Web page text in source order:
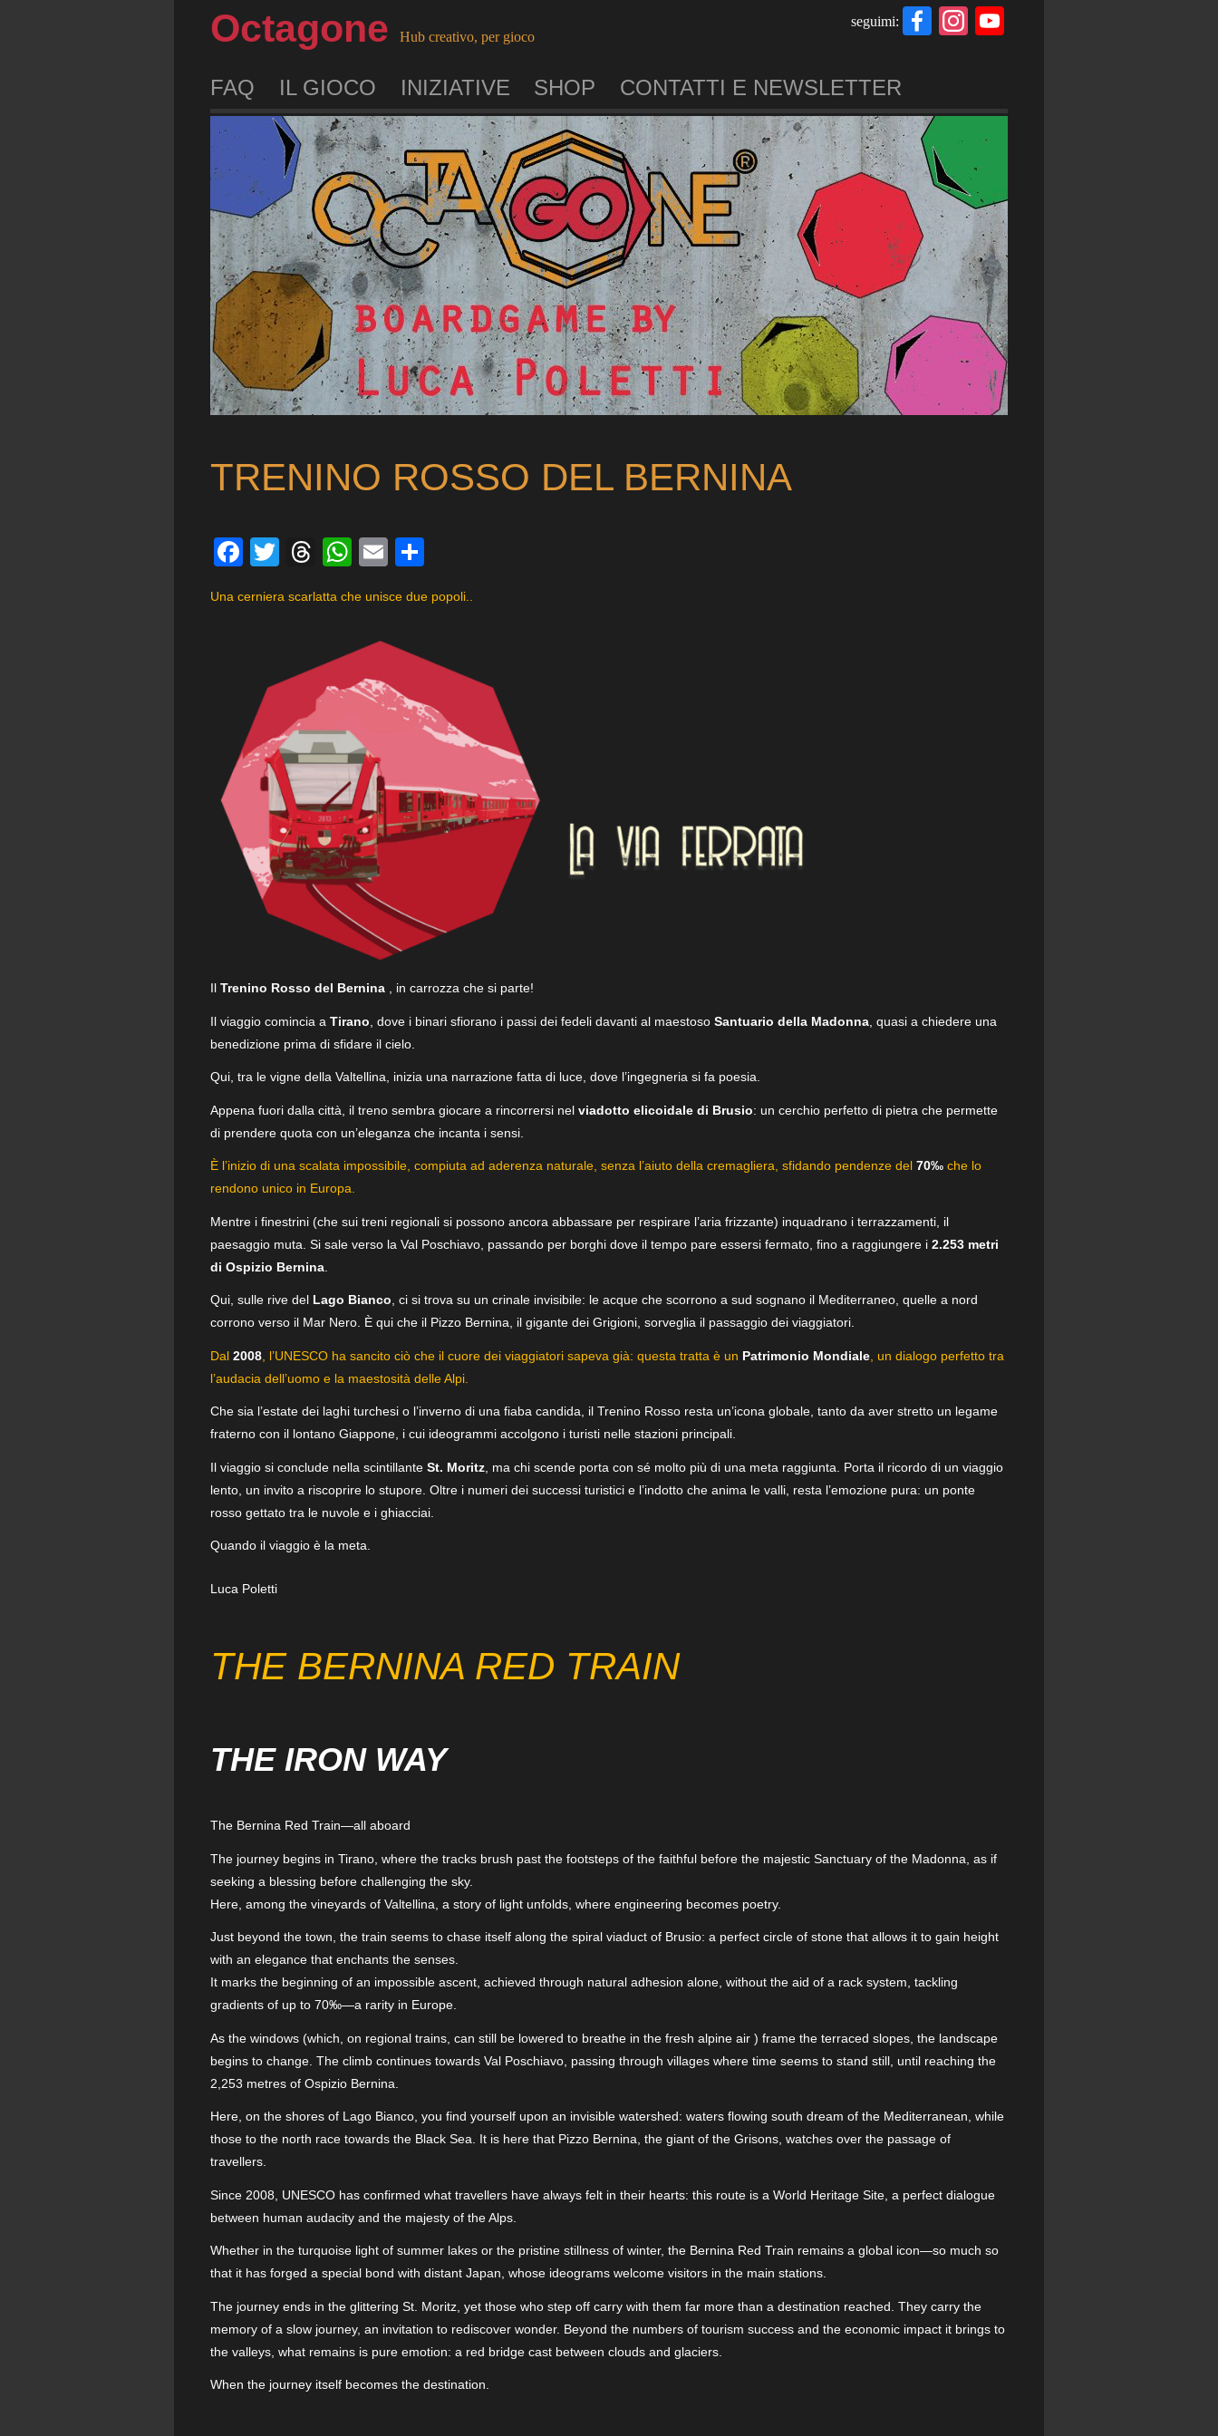
Octagone Hub creativo, per gioco
seguimi: Facebook
Instagram
FAQ IL GIOCO INIZIATIVE SHOP CONTATTI E NEWSLETTER
TRENINO ROSSO DEL BERNINA
Facebook
TwitterThreads
WhatsApp
Email
Una cerniera scarlatta che unisce due popoli..
Il Trenino Rosso del Bernina , in carrozza che si parte!
Il viaggio comincia a Tirano , dove i binari sfiorano i passi dei fedeli davanti al maestoso Santuario della Madonna , quasi a chiedere una
benedizione prima di sfidare il cielo.
Qui, tra le vigne della Valtellina, inizia una narrazione fatta di luce, dove l’ingegneria si fa poesia.
Appena fuori dalla città, il treno sembra giocare a rincorrersi nel viadotto elicoidale di Brusio: un cerchio perfetto di pietra che permette
di prendere quota con un’eleganza che incanta i sensi.
È l’inizio di una scalata impossibile, compiuta ad aderenza naturale, senza l’aiuto della cremagliera, sfidando pendenze del 70‰ che lo
rendono unico in Europa.
Mentre i finestrini (che sui treni regionali si possono ancora abbassare per respirare l’aria frizzante) inquadrano i terrazzamenti, il
paesaggio muta. Si sale verso la Val Poschiavo, passando per borghi dove il tempo pare essersi fermato, fino a raggiungere i 2.253 metri
di Ospizio Bernina
Qui, sulle rive del Lago Bianco, ci si trova su un crinale invisibile: le acque che scorrono a sud sognano il Mediterraneo, quelle a nord
corrono verso il Mar Nero. È qui che il Pizzo Bernina, il gigante dei Grigioni, sorveglia il passaggio dei viaggiatori.
Dal 2008 , l’UNESCO ha sancito ciò che il cuore dei viaggiatori sapeva già: questa tratta è un Patrimonio Mondiale , un dialogo perfetto tra
l’audacia dell’uomo e la maestosità delle Alpi.
Che sia l’estate dei laghi turchesi o l’inverno di una fiaba candida, il Trenino Rosso resta un’icona globale, tanto da aver stretto un legame
fraterno con il lontano Giappone, i cui ideogrammi accolgono i turisti nelle stazioni principali.
Il viaggio si conclude nella scintillante St. Moritz , ma chi scende porta con sé molto più di una meta raggiunta. Porta il ricordo di un viaggio
lento, un invito a riscoprire lo stupore. Oltre i numeri dei successi turistici e l’indotto che anima le valli, resta l’emozione pura: un ponte
rosso gettato tra le nuvole e i ghiacciai.
Quando il viaggio è la meta.
Luca Poletti
THE BERNINA RED TRAIN
THE IRON WAY
The Bernina Red Train—all aboard
The journey begins in Tirano, where the tracks brush past the footsteps of the faithful before the majestic Sanctuary of the Madonna, as if
seeking a blessing before challenging the sky.
Here, among the vineyards of Valtellina, a story of light unfolds, where engineering becomes poetry.
Just beyond the town, the train seems to chase itself along the spiral viaduct of Brusio: a perfect circle of stone that allows it to gain height
with an elegance that enchants the senses.
It marks the beginning of an impossible ascent, achieved through natural adhesion alone, without the aid of a rack system, tackling
gradients of up to 70‰—a rarity in Europe.
As the windows (which, on regional trains, can still be lowered to breathe in the fresh alpine air ) frame the terraced slopes, the landscape
begins to change. The climb continues towards Val Poschiavo, passing through villages where time seems to stand still, until reaching the
2,253 metres of Ospizio Bernina.
Here, on the shores of Lago Bianco, you find yourself upon an invisible watershed: waters flowing south dream of the Mediterranean, while
those to the north race towards the Black Sea. It is here that Pizzo Bernina, the giant of the Grisons, watches over the passage of
travellers.
Since 2008, UNESCO has confirmed what travellers have always felt in their hearts: this route is a World Heritage Site, a perfect dialogue
between human audacity and the majesty of the Alps.
Whether in the turquoise light of summer lakes or the pristine stillness of winter, the Bernina Red Train remains a global icon—so much so
that it has forged a special bond with distant Japan, whose ideograms welcome visitors in the main stations.
The journey ends in the glittering St. Moritz, yet those who step off carry with them far more than a destination reached. They carry the
memory of a slow journey, an invitation to rediscover wonder. Beyond the numbers of tourism success and the economic impact it brings to
the valleys, what remains is pure emotion: a red bridge cast between clouds and glaciers.
When the journey itself becomes the destination.